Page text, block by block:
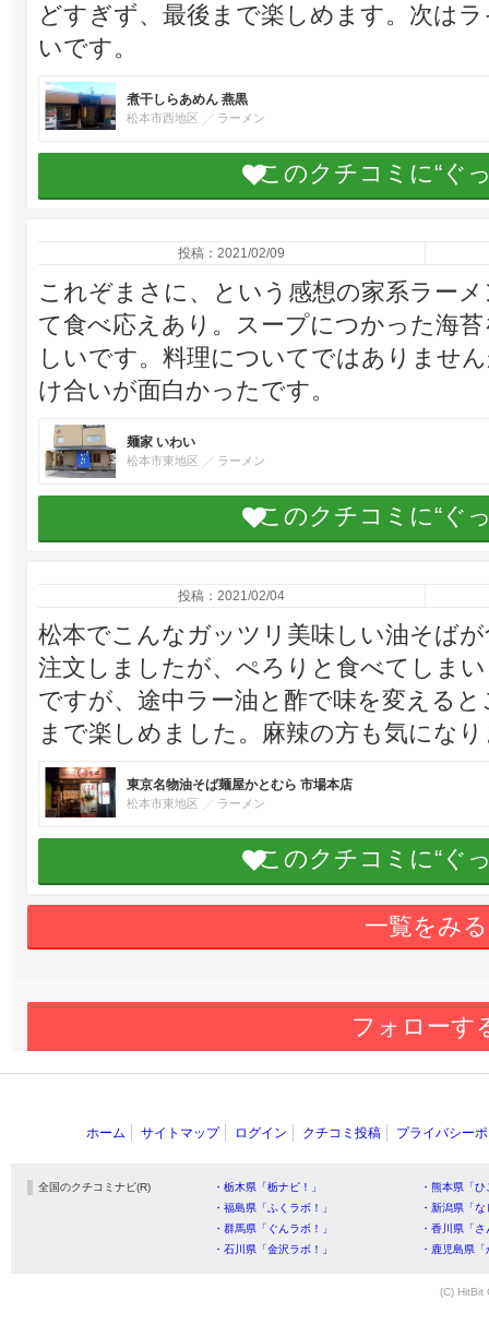
どすぎず、最後まで楽しめます。次は
いです。
煮干しらあめん 燕黒
松本市西地区 ラーメン
このクチコミに“ぐ
投稿：2021/02/09
これぞまさに、という感想の家系ラー
て食べ応えあり。スープにつかった海
しいです。料理についてではありませ
け合いが面白かったです。
麺家 いわい
松本市東地区 ラーメン
このクチコミに“ぐ
投稿：2021/02/04
松本でこんなガッツリ美味しい油そば
注文しましたが、ぺろりと食べてしま
ですが、途中ラー油と酢で味を変える
まで楽しめました。麻辣の方も気にな
東京名物油そば麺屋かとむら 市場本店
松本市東地区 ラーメン
このクチコミに“ぐ
一覧をみる
フォローす
ホーム サイトマップ ログイン クチコミ投稿 プライバシー
全国のクチコミナビ(R) ・栃木県「栃ナビ！」
・熊本県「
・福島県「ふくラボ！」
・新潟県「
・群馬県「ぐんラボ！」
・香川県「
・石川県「金沢ラボ！」
・鹿児島県
(C) HitBit